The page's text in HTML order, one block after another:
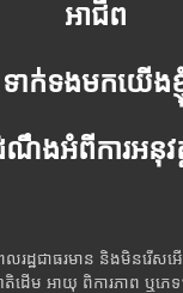
អាជីព
ទាក់ទងមកយើងខ្
ងអំពីការអនុវ
លរដ្ឋជាធរមាន និងមិនរើស
ើម អាយុ ពិការភាព ឬភេ